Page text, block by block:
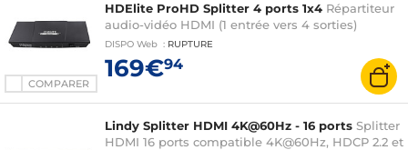
COMPARER
HDElite ProHD Splitter 4 ports 1x4 Répartiteur
audio-vidéo HDMI (1 entrée vers 4 sorties)
DISPO Web : RUPTURE
169€94
Lindy Splitter HDMI 4K@60Hz - 16 ports Splitter
HDMI 16 ports compatible 4K@60Hz, HDCP 2.2 et